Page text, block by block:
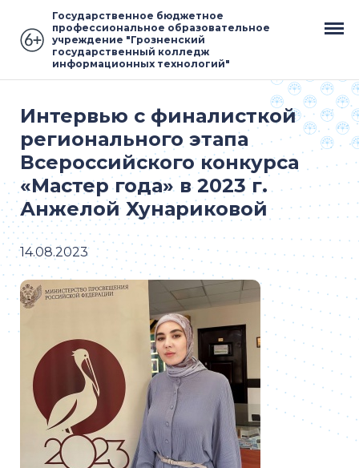
Государственное бюджетное
профессиональное образовательное
учреждение "Грозненский
государственный колледж
информационных технологий"
Интервью с финалисткой
регионального этапа
Всероссийского конкурса
«Мастер года» в 2023 г.
Анжелой Хунариковой
14.08.2023